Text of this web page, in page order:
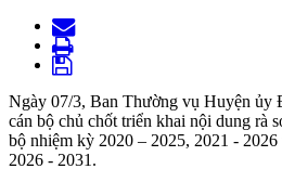
Ngày 07/3, Ban Thường vụ Huyện ủy
cán bộ chủ chốt triển khai nội dung rà
bộ nhiệm kỳ 2020 – 2025, 2021 -
2026 - 2031.